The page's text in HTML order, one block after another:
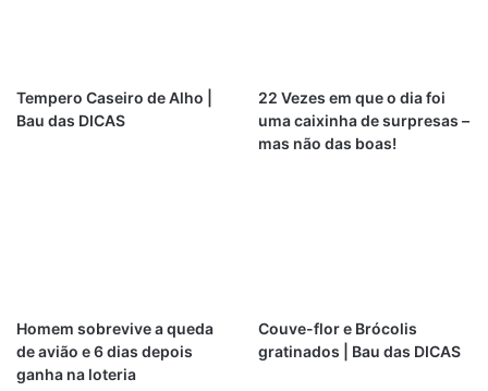
Tempero Caseiro de Alho |
Bau das DICAS
22 Vezes em que o dia foi
uma caixinha de surpresas –
mas não das boas!
Homem sobrevive a queda
de avião e 6 dias depois
ganha na loteria
Couve-flor e Brócolis
gratinados | Bau das DICAS